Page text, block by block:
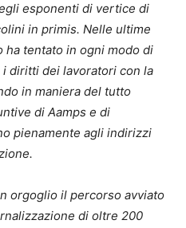
esponenti di vertice di
in primis. Nelle ultime
ha tentato in ogni modo di
diritti dei lavoratori con la
in maniera del tutto
di Aamps e di
pienamente agli indirizzi
orgoglio il percorso avviato
di oltre 200